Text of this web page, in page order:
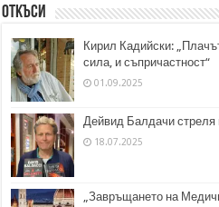
Откъси
Кирил Кадийски:
сила, и съпричастност“
01.09.2025
Дейвид Балдачи стреля
18.07.2025
„Завръщането на